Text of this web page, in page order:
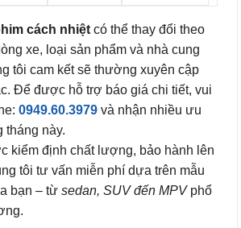
cách nhiệtcó thể thay đổi theo
xe, loại sản phẩm và nhà cung
tôi cam kết sẽ thường xuyên cập
Để được hỗ trợ báo giá chi tiết, vui
0949.60.3979 và nhận nhiều ưu
tháng này.
kiểm định chất lượng, bảo hành lên
tôi tư vấn miễn phí dựa trên mẫu
bạn – từ sedan, SUV đến MPVphổ